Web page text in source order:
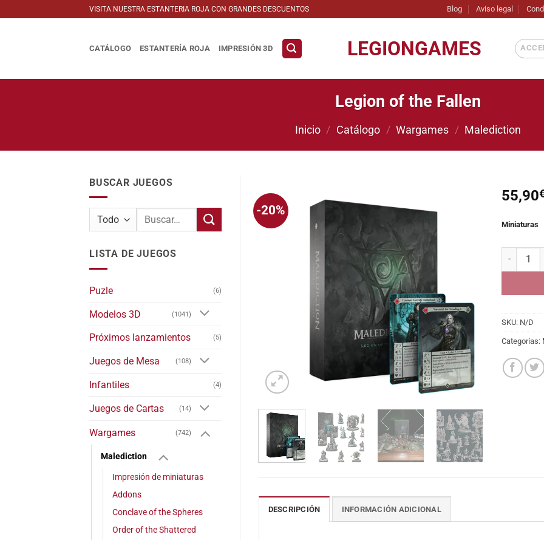
al
VISITA NUESTRA ESTANTERIA ROJA CON GRANDES DESCUENTOS Blog Aviso legal
LEGIONGAMES
CATÁLOGO ESTANTERÍA ROJA IMPRESIÓN 3D
Legion of the Fallen
Inicio / Catálogo / Wargames / Malediction
BUSCAR JUEGOS
Buscar
LISTA DE JUEGOS
Puzle (6)
Modelos 3D (1041)
Próximos lanzamientos (5)
Juegos de Mesa (108)
Infantiles (4)
Juegos de Cartas (14)
Wargames (742)
Malediction
Impresión de miniaturas
Addons
Conclave of the Spheres
Order of the Shattered
-20%
55,90
Miniaturas
Legion of
SKU: N/D
Categorías:
DESCRIPCIÓN INFORMACIÓN ADICIONAL